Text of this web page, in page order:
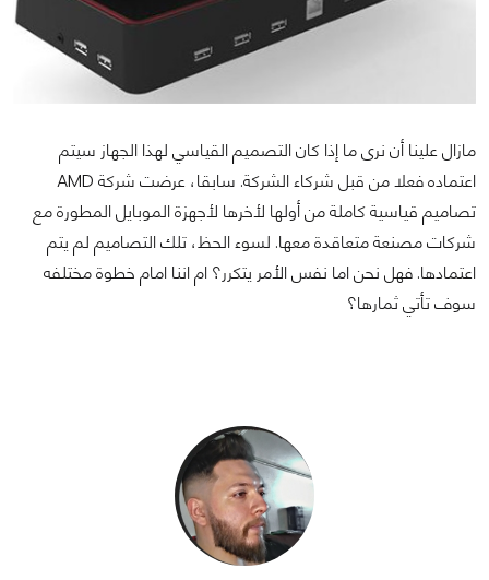
مازال علينا أن نرى ما إذا كان التصميم القياسي لهذا الجهاز سيتم
اعتماده فعلا من قبل شركاء الشركة. سابقا، عرضت شركة AMD
تصاميم قياسية كاملة من أولها لأخرها لأجهزة الموبايل المطورة مع
شركات مصنعة متعاقدة معها. لسوء الحظ، تلك التصاميم لم يتم
اعتمادها. فهل نحن اما نفس الأمر يتكرر؟ ام اننا امام خطوة مختلفه
سوف تأتي ثمارها؟